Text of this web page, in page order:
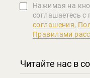
Нажимая на
соглашаетеcь с
соглашения,
Правилами
Читайте нас в